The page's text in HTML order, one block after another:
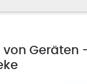
von Geräten